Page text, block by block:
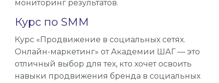
мониторинг результатов.
Курс по SMM
Курс «Продвижение в социальных сетях.
Онлайн-маркетинг» от Академии ШАГ — это
отличный выбор для тех, кто хочет освоить
навыки продвижения бренда в социальных